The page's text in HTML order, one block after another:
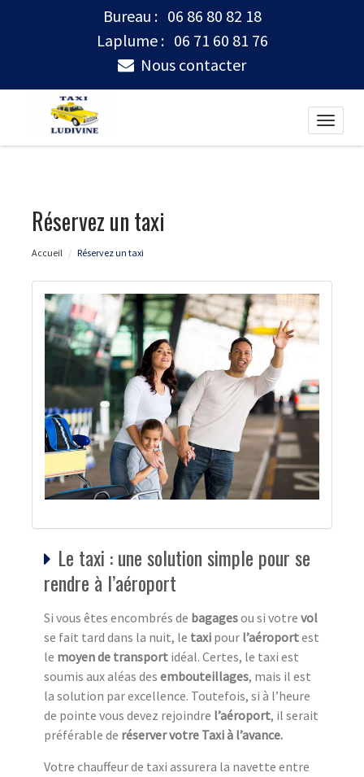
Bureau : 06 86 80 82 18
Laplume : 06 71 60 81 76
Nous contacter
Toggle
Réservez un taxi
Accueil Réservez un taxi
Le taxi : une solution simple pour se
rendre à l’aéroport
Si vous êtes encombrés de bagagesou si votre vol
se fait tard dans la nuit, le taxi pour l’aéroportest
le moyen de transport idéal. Certes, le taxi est
soumis aux aléas des embouteillages, mais il est
la solution par excellence. Toutefois, si à l’heure
de pointe vous devez rejoindre l’aéroport, il serait
préférable de réserver votre Taxi à l’avance.
Votre chauffeur de taxi assurera la navette entre